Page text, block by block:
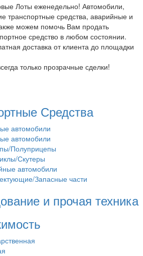
Лоты еженедельно! Автомобили,
транспортные средства, аварийные и
можем помочь Вам продать
средство в любом состоянии.
доставка от клиента до площадки
только прозрачные сделки!
Средства
автомобили
автомобили
Полуприцепы
Скутеры
автомобили
Запасные части
и прочая техника